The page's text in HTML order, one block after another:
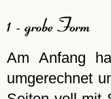
Am Anfang
umgerechnet